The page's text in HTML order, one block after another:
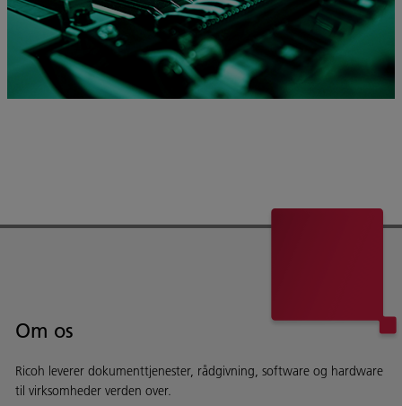
Om os
Ricoh leverer dokumenttjenester, rådgivning, software og hardware
til virksomheder verden over.